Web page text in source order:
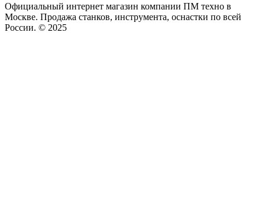
Официальный интернет магазин компании ПМ техно в
Москве. Продажа станков, инструмента, оснастки по всей
России. © 2025